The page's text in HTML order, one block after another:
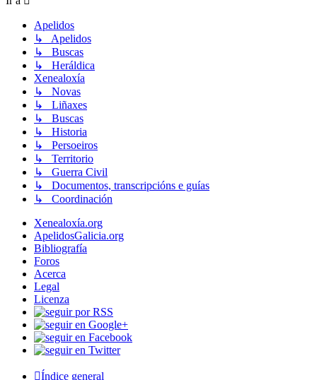
Apelidos
↳ Apelidos
↳ Buscas
↳ Heráldica
Xenealoxía
↳ Novas
↳ Liñaxes
↳ Buscas
↳ Historia
↳ Persoeiros
↳ Territorio
↳ Guerra Civil
↳ Documentos, transcripcións e guías
↳ Coordinación
Xenealoxía.org
ApelidosGalicia.org
Bibliografía
Foros
Acerca
Legal
Licenza
Índice general